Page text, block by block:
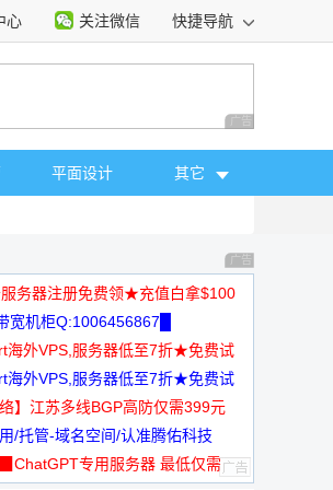
心 关注微信 快捷导航
广告 商业广告，理
平面设计 其它
广告 商业广告，理
务器注册免费领★充值白拿$100
宽机柜Q:1006456867█
海外VPS,服务器低至7折★免费试
海外VPS,服务器低至7折★免费试
络】江苏多线BGP高防仅需399元
/托管-域名空间/认准腾佑科技
专用服务器 最低仅需